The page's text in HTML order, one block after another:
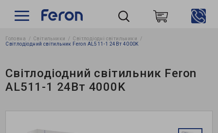
Головна Світильники
Світлодіодні світильники
Світлодіодний світильник Feron AL511-1 24Вт 4000K
Світлодіодний світильник Feron
AL511-1 24Вт 4000K